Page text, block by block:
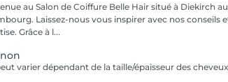
au Salon de Coiffure Belle Hair situé à Diekirch au
inspirer avec nos conseils et notre
expertise. Grâce à l...